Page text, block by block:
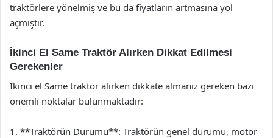
traktörlere yönelmiş ve bu da fiyatların artmasına yol
açmıştır.
İkinci El Same Traktör Alırken Dikkat Edilmesi
Gerekenler
İkinci el Same traktör alırken dikkate almanız gereken bazı
önemli noktalar bulunmaktadır:
1. **Traktörün Durumu**: Traktörün genel durumu, motor